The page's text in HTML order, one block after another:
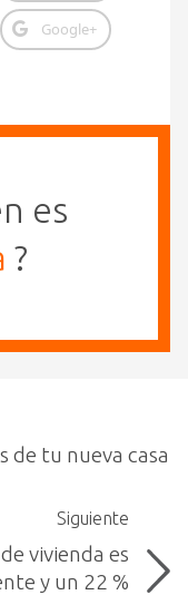
Google+
es
?
de tu nueva casa
Siguiente
vivienda es
y un 22 %